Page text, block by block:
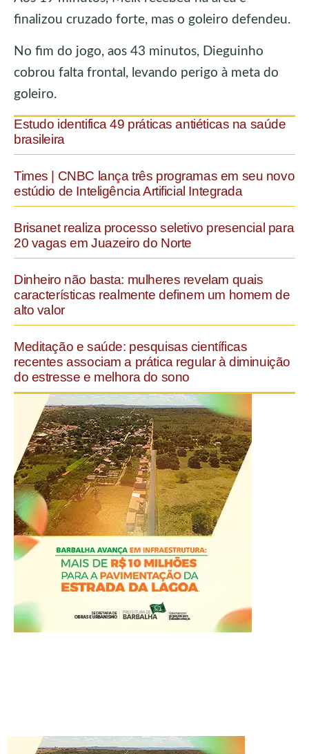
finalizou cruzado forte, mas o goleiro defendeu.
No fim do jogo, aos 43 minutos, Dieguinho
cobrou falta frontal, levando perigo à meta do
goleiro.
Estudo identifica 49 práticas antiéticas na saúde
brasileira
Times | CNBC lança três programas em seu novo
estúdio de Inteligência Artificial Integrada
Brisanet realiza processo seletivo presencial para
20 vagas em Juazeiro do Norte
Dinheiro não basta: mulheres revelam quais
características realmente definem um homem de
alto valor
Meditação e saúde: pesquisas científicas
recentes associam a prática regular à diminuição
do estresse e melhora do sono